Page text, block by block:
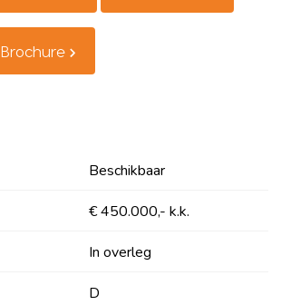
Brochure
Beschikbaar
€ 450.000,- k.k.
In overleg
D